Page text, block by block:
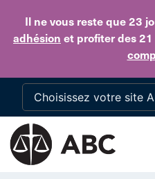
Il ne vous reste que 23
adhésion et profiter des